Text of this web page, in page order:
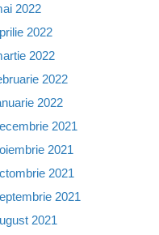
2022
2022
2022
2022
2022
2021
2021
2021
2021
2021